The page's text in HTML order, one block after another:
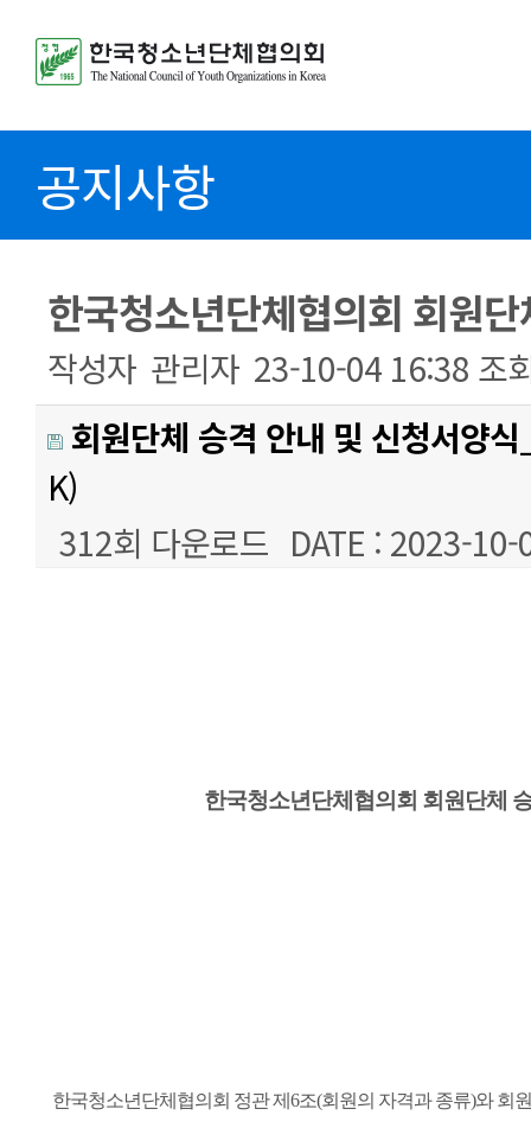
공지사항
한국청소년단체협의회 회원
작성자 관리자 23-10-04 16:38 조
회원단체 승격 안내 및 신청서양
K)
312회 다운로드 DATE : 2023-
한국청소년단체협의회 회원단체
한국청소년단체협의회 정관 제6조(회원의 자격과 종류)와 회